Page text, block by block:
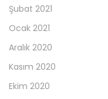
Şubat 2021
Ocak 2021
Aralık 2020
Kasım 2020
Ekim 2020